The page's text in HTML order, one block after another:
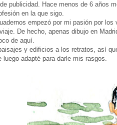
publicidad. Hace menos de 6 años
en la que sigo.
empezó por mi pasión por
De hecho, apenas dibujo en
de aquí.
y edificios a los retratos, así
luego adapté para darle mis rasgos.